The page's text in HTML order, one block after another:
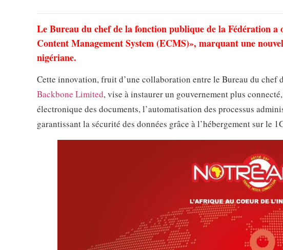
Le Bureau du chef de la fonction publique de la Fédération
Content Management System (ECMS)», marquant une
nigériane.
Cette innovation, fruit d’une collaboration entre le Bureau du
Backbone Limited, vise à instaurer un gouvernement plus
électronique des documents, l’automatisation des processus
garantissant la sécurité des données grâce à l’hébergement sur le